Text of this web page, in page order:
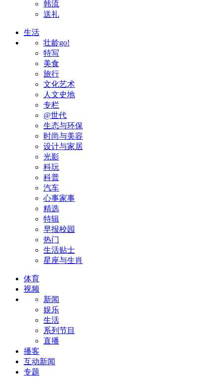
韩流
送礼
生活
壮龄go!
特写
美食
旅行
文化艺术
人文史地
专栏
@世代
生态与环保
时尚与美容
设计与家居
光影
科玩
科普
汽车
心事家事
精选
特辑
早报校园
热门
生活贴士
星座与生肖
体育
视频
新闻
娱乐
生活
系列节目
直播
播客
互动新闻
专题